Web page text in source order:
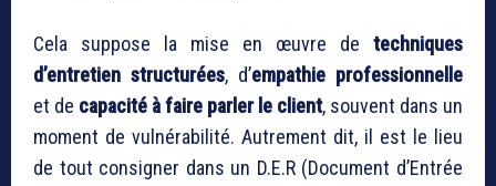
Cela suppose la mise en œuvre de techniques
d’entretien structurées, d’empathie professionnelle
et de capacité à faire parler le client, souvent dans un
moment de vulnérabilité. Autrement dit, il est le lieu
de tout consigner dans un D.E.R (Document d’Entrée